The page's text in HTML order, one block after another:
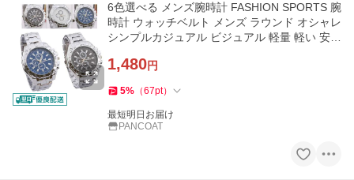
6色選べる メンズ腕時計 FASHION SPORTS 腕
時計 ウォッチベルト メンズ ラウンド オシャレ
シンプルカジュアル ビジュアル 軽量 軽い 安い
1,480円
5% （67pt）
最短明日お届け
PANCOAT